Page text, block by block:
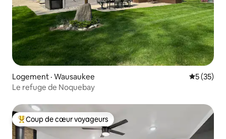
Logement · Wausaukee Note
5 (35)
Le refuge de Noquebay
Coup de cœur voyageurs parmi les plus aimés
Coup de cœur voyageurs